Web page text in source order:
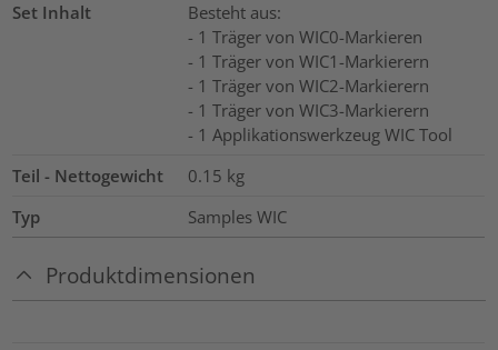
Set Inhalt
Besteht aus:
- 1 Träger von WIC0-Markieren
- 1 Träger von WIC1-Markierern
- 1 Träger von WIC2-Markierern
- 1 Träger von WIC3-Markierern
- 1 Applikationswerkzeug WIC Tool
Teil - Nettogewicht
0.15 kg
Typ
Samples WIC
Produktdimensionen